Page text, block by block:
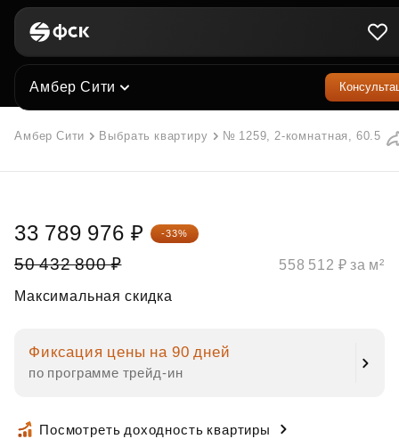
Амбер Сити
Амбер Сити Выбрать квартиру № 1259, 2-комнатная, 60.5 м²
50 432 800 ₽
33 789 976 ₽ -33%
Максимальная скидка
Фиксация цены на 90 дней
по программе трейд‑ин
Посмотреть доходность квартиры
558 512 ₽ за м²